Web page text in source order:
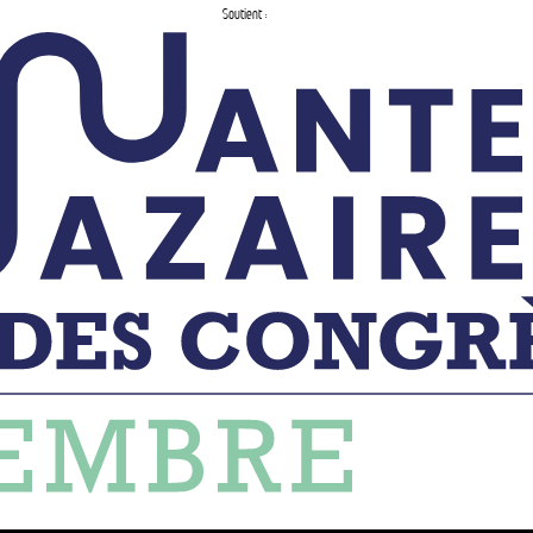
Soutient :